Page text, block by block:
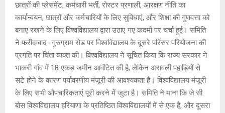
छात्रों की प्लेसमेंट, कर्मचारी भर्ती, रोस्टर प्रणाली, आरक्षण नीति का
कार्यान्वयन, छात्रों और कर्मचारियों के लिए सुविधाएं, और शिक्षा की गुणवत्ता को
बनाए रखने के लिए विश्वविद्यालय द्वारा उठाए गए कदमों पर चर्चा हुई। समिति
ने फरीदाबाद -गुरुग्राम रोड पर विश्वविद्यालय के दूसरे परिसर परियोजना की
प्रगति पर चिंता व्यक्त की। विश्वविद्यालय ने सूचित किया कि राज्य सरकार ने
भाकरी गांव में 18 एकड़ जमीन आवंटित की है, लेकिन अरावली पहाड़ियों से
सटे होने के कारण पर्यावरणीय मंजूरी की आवश्यकता है। विश्वविद्यालय मंजूरी
के लिए सभी औपचारिकताएं पूरी करने में जुटा है। समिति ने माना कि जे.सी.
बोस विश्वविद्यालय हरियाणा के प्रतिष्ठित विश्वविद्यालयों में से एक है, और दूसरा